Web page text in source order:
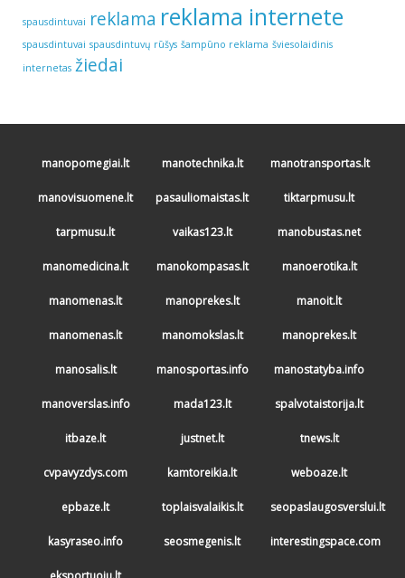
spausdintuvai reklama reklama internete
spausdintuvai spausdintuvų rūšys šampūno reklama šviesolaidinis
internetas žiedai
manopomegiai.lt manotechnika.lt manotransportas.lt
manovisuomene.lt pasauliomaistas.lt tiktarpmusu.lt
tarpmusu.lt vaikas123.lt manobustas.net
manomedicina.lt manokompasas.lt manoerotika.lt
manomenas.lt manoprekes.lt manoit.lt
manomenas.lt manomokslas.lt manoprekes.lt
manosalis.lt manosportas.info manostatyba.info
manoverslas.info mada123.lt spalvotaistorija.lt
itbaze.lt justnet.lt tnews.lt
cvpavyzdys.com kamtoreikia.lt weboaze.lt
epbaze.lt toplaisvalaikis.lt seopaslaugosverslui.lt
kasyraseo.info seosmegenis.lt interestingspace.com